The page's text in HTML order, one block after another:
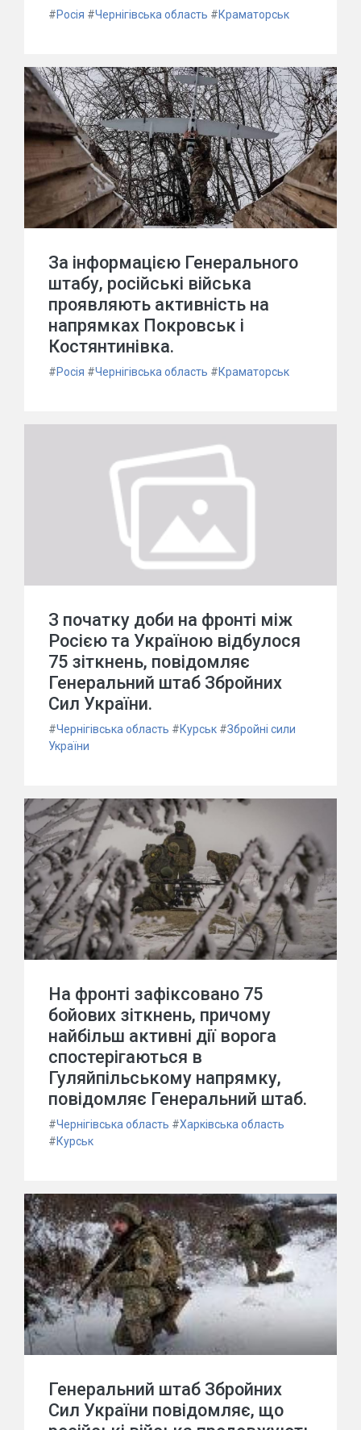
#Росія #Чернігівська область #Краматорськ
За інформацією Генерального
штабу, російські війська
проявляють активність на
напрямках Покровськ і
Костянтинівка.
#Росія #Чернігівська область #Краматорськ
З початку доби на фронті між
Росією та Україною відбулося
75 зіткнень, повідомляє
Генеральний штаб Збройних
Сил України.
#Чернігівська область #Курськ #Збройні сили
України
На фронті зафіксовано 75
бойових зіткнень, причому
найбільш активні дії ворога
спостерігаються в
Гуляйпільському напрямку,
повідомляє Генеральний штаб.
#Чернігівська область #Харківська область
#Курськ
Генеральний штаб Збройних
Сил України повідомляє, що